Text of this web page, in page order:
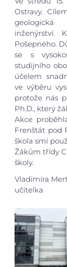
Foto
Ostravy.
geologická
inženýrství.
Pošepného.
se s
studijního
účelem
ve výběru
protože nás
Ph.D., který
Akce
Frenštát pod
škola smí
Žákům třídy
školy.
Vladimíra
učitelka